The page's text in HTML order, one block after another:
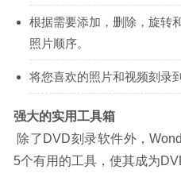
根据需要添加，删除，旋转
照片顺序。
将您喜欢的照片和视频刻录
强大的实用工具箱
5个有用的工具，使其成为